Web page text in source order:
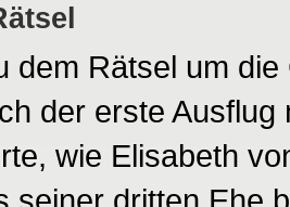
dem Rätsel um
der erste
wie Elisabeth
seiner dritten Ehe